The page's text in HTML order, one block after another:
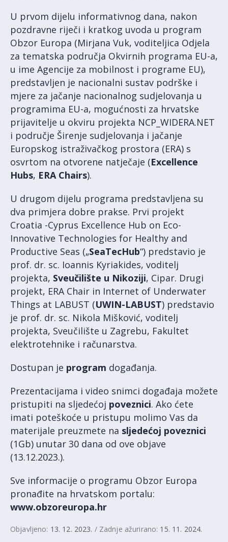
U prvom dijelu informativnog dana, nakon
pozdravne riječi i kratkog uvoda u program
Obzor Europa (Mirjana Vuk, voditeljica Odjela
za tematska područja Okvirnih programa EU-a,
u ime Agencije za mobilnost i programe EU),
predstavljen je nacionalni sustav podrške i
mjere za jačanje nacionalnog sudjelovanja u
programima EU-a, mogućnosti za hrvatske
prijavitelje u okviru projekta NCP_WIDERA.NET
i područje Širenje sudjelovanja i jačanje
Europskog istraživačkog prostora (ERA) s
osvrtom na otvorene natječaje (Excellence
Hubs, ERA Chairs).
U drugom dijelu programa predstavljena su
dva primjera dobre prakse. Prvi projekt
Croatia -Cyprus Excellence Hub on Eco-
Innovative Technologies for Healthy and
Productive Seas („SeaTecHub“) predstavio je
prof. dr. sc. Ioannis Kyriakides, voditelj
projekta, Sveučilište u Nikoziji, Cipar. Drugi
projekt, ERA Chair in Internet of Underwater
Things at LABUST (UWIN-LABUST) predstavio
je prof. dr. sc. Nikola Mišković, voditelj
projekta, Sveučilište u Zagrebu, Fakultet
elektrotehnike i računarstva.
Dostupan je program događanja.
Prezentacijama i video snimci događaja možete
pristupiti na sljedećoj poveznici. Ako ćete
imati poteškoće u pristupu molimo Vas da
materijale preuzmete na sljedećoj poveznici
(1Gb) unutar 30 dana od ove objave
(13.12.2023.).
Sve informacije o programu Obzor Europa
pronađite na hrvatskom portalu:
www.obzoreuropa.hr
Objavljeno: 13. 12. 2023. / Zadnje ažurirano: 15. 11. 2024.